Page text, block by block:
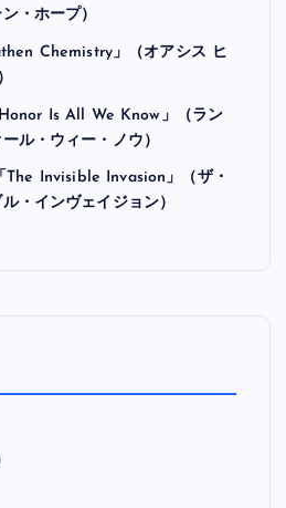
・ホープ）
Chemistry」（オアシス ヒ
Is All We Know」（ラン
ル・ウィー・ノウ）
The Invisible Invasion」（ザ・
・インヴェイジョン）